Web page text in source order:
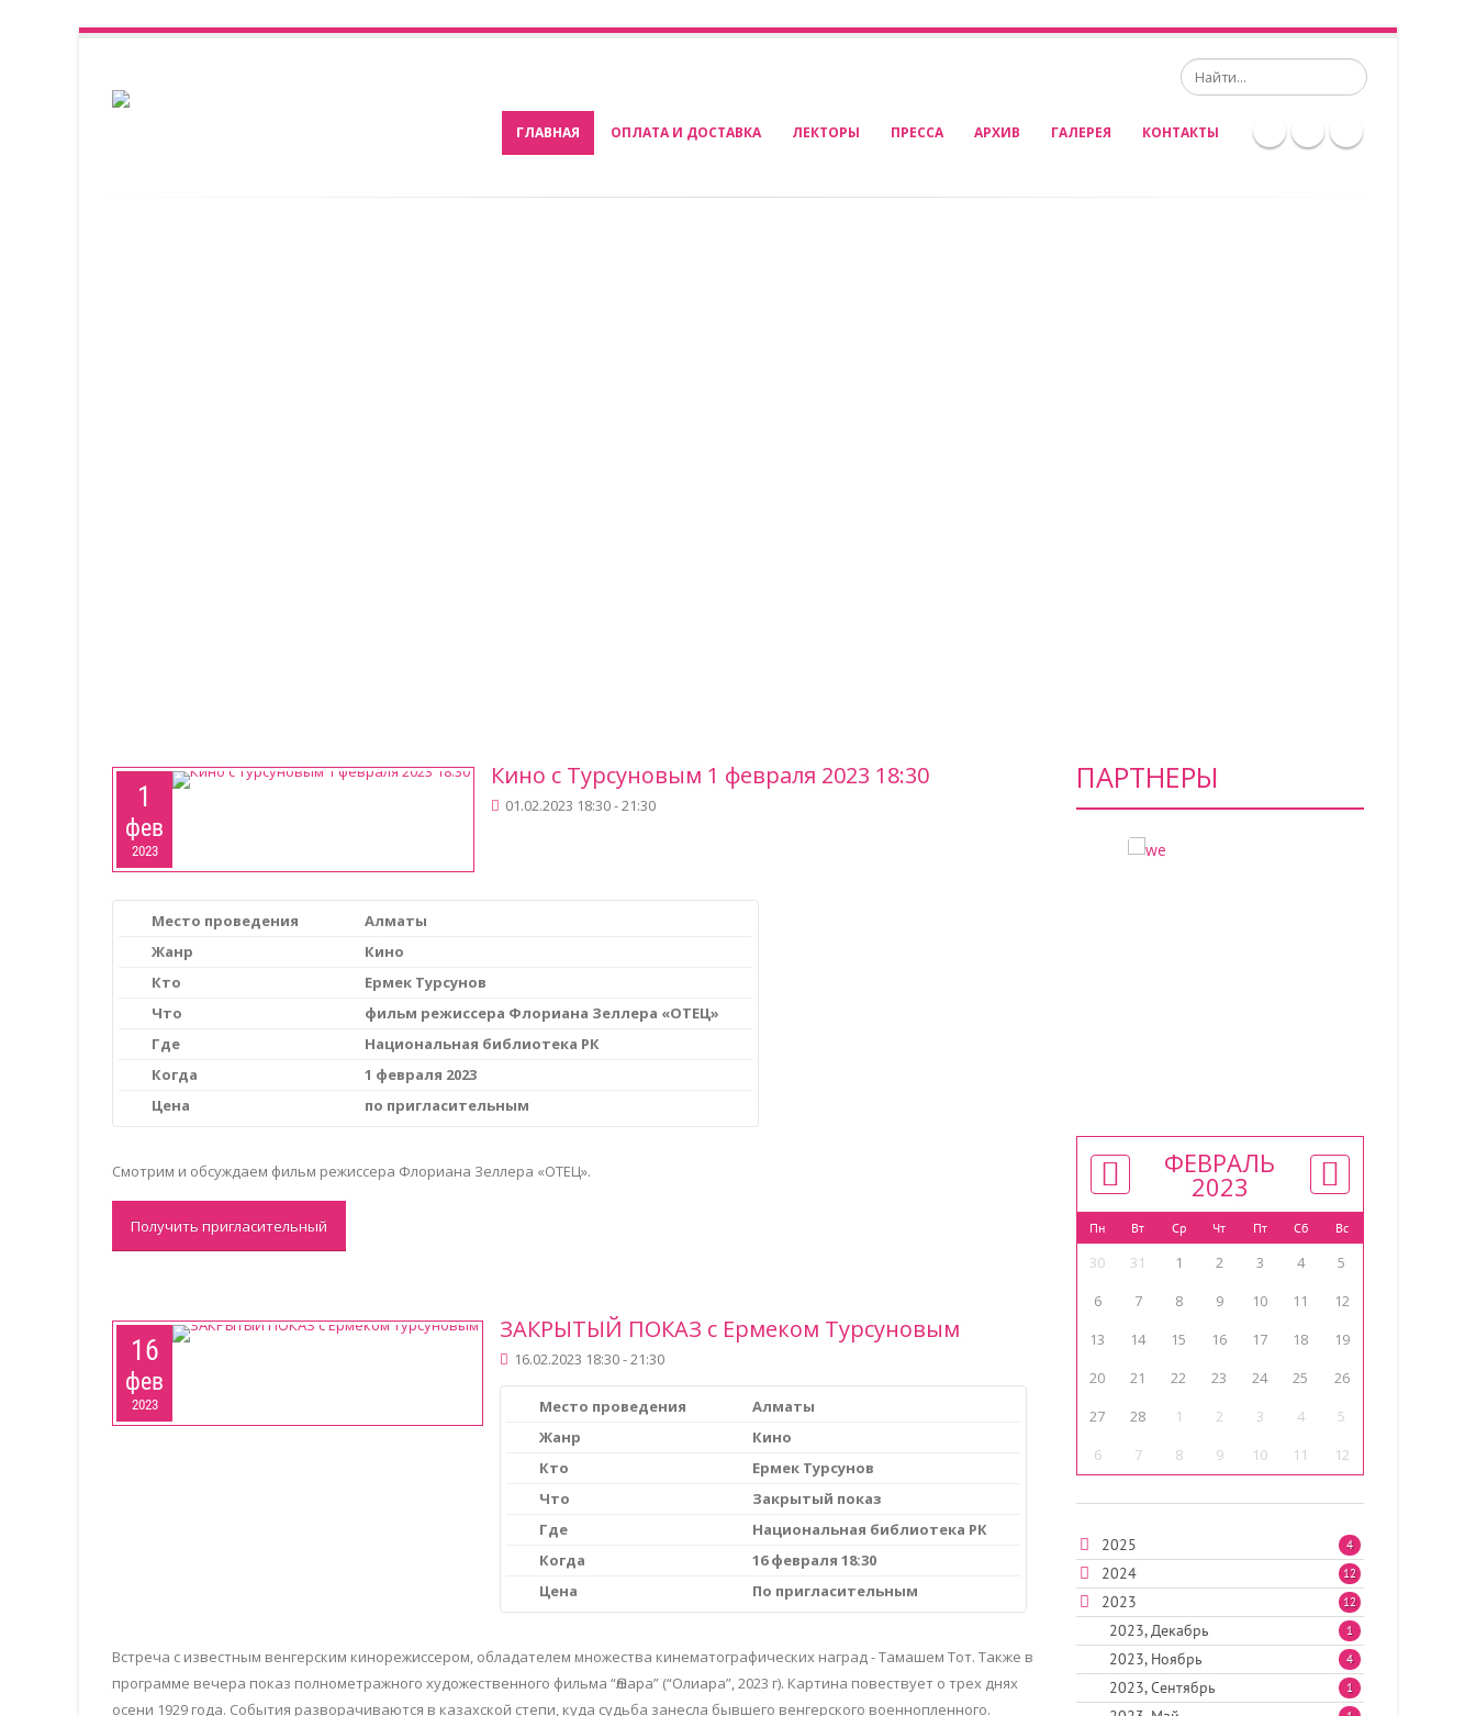
Search
ГЛАВНАЯ ОПЛАТА И ДОСТАВКА ЛЕКТОРЫ ПРЕССА АРХИВ ГАЛЕРЕЯ КОНТАКТЫ
1
фев
2023
Кино с Турсуновым 1 февраля 2023 18:30
01.02.2023 18:30 - 21:30
Место проведения
Алматы
Жанр
Кино
Кто
Ермек Турсунов
Что
фильм режиссера Флориана Зеллера «ОТЕЦ»
Где
Национальная библиотека РК
Когда
1 февраля 2023
Цена
по пригласительным
Смотрим и обсуждаем фильм режиссера Флориана Зеллера «ОТЕЦ».
Получить пригласительный
16
фев
2023
ЗАКРЫТЫЙ ПОКАЗ с Ермеком Турсуновым
16.02.2023 18:30 - 21:30
Место проведения
Алматы
Жанр
Кино
Кто
Ермек Турсунов
Что
Закрытый показ
Где
Национальная библиотека РК
Когда
16 февраля 18:30
Цена
По пригласительным
Встреча с известным венгерским кинорежиссером, обладателем множества кинематографических наград - Тамашем Тот. Также в
программе вечера показ полнометражного художественного фильма “Өліара” (“Олиара”, 2023 г). Картина повествует о трех днях
осени 1929 года. События разворачиваются в казахской степи, куда судьба занесла бывшего венгерского военнопленного.
ПАРТНЕРЫ
ФЕВРАЛЬ
2023
Пн Вт Ср Чт Пт Сб Вс
30 31 1 2 3 4
5
6
7 8 9 10 11
12
13
14 15 16 17 18
19
20
21 22 23 24 25
26
27
28 1 2 3 4
5
6
7 8 9 10 11 12
2025 4
2024 12
2023 12
2023, Декабрь 1
2023, Ноябрь 4
2023, Сентябрь 1